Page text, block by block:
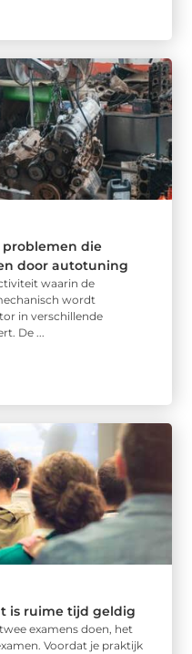
problemen die
door autotuning
waarin de
wordt
in verschillende
De ...
is ruime tijd geldig
examens doen, het
Voordat je praktijk